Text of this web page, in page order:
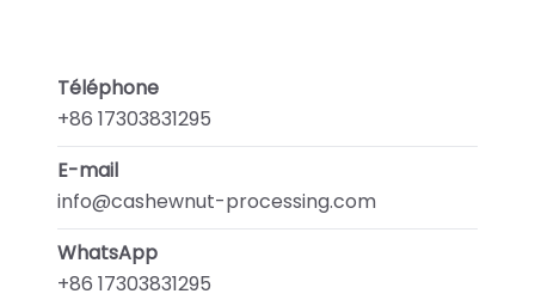
Téléphone
+86 17303831295
E-mail
info@cashewnut-processing.com
WhatsApp
+86 17303831295